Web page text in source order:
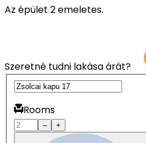
Az épület 2 emeletes.
Szeretné tudni lakása árát?
Rooms
– +